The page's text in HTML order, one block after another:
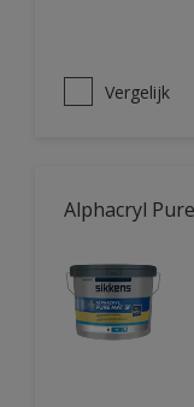
Vergelijk
Alphacryl